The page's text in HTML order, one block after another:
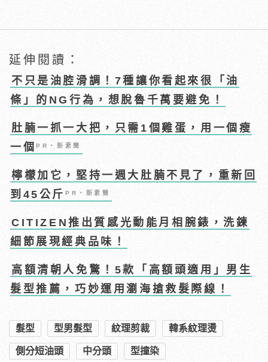
延伸閱讀：
不只是油腔滑調！7種讓你看起來很「油
條」的NG行為，想脫魯千萬要避免！
肚腩一抓一大把，只需1個雞蛋，用一個瘦
一個PR・新素簡
檸檬加它，堅持一週大肚腩不見了，重新回
到45公斤 PR・新素簡
CITIZEN推出質感光動能月相腕錶，洗鍊
細節展現經典品味！
高額清朝人免驚！5款「高額頭適用」男生
髮型推薦，巧妙運用瀏海搶救髮際線！
髮型 型男髮型 紋理剪裁 韓系紋理燙
側分短油頭 中分頭 型撞染